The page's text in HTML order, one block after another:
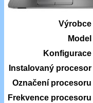
Výrobce
Model
Konfigurace
Instalovaný procesor
Označení procesoru
Frekvence procesoru